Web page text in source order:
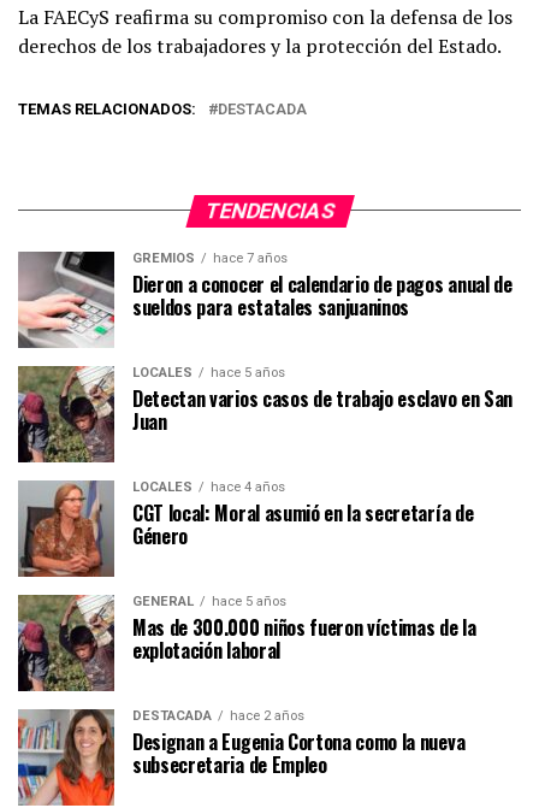
La FAECyS reafirma su compromiso con la defensa de los
derechos de los trabajadores y la protección del Estado.
TEMAS RELACIONADOS: DESTACADA
TENDENCIAS
GREMIOS hace 7 años
Dieron a conocer el calendario de pagos anual de
sueldos para estatales sanjuaninos
LOCALES hace 5 años
Detectan varios casos de trabajo esclavo en San
Juan
LOCALES hace 4 años
CGT local: Moral asumió en la secretaría de
Género
GENERAL hace 5 años
Mas de 300.000 niños fueron víctimas de la
explotación laboral
DESTACADA hace 2 años
Designan a Eugenia Cortona como la nueva
subsecretaria de Empleo